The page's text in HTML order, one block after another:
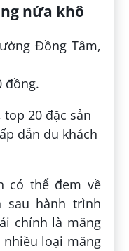
nứa khô
Đồng Tâm,
đồng.
có thể đem về
sau hành trình
chính là măng
nhiều loại măng